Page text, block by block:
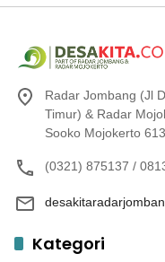
Radar Jombang (Jl
Timur) & Radar
Sooko Mojokerto
(0321) 875137 /
Kategori